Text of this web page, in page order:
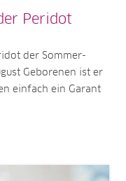
Peridot
der Sommer-
Geborenen ist er
einfach ein Garant